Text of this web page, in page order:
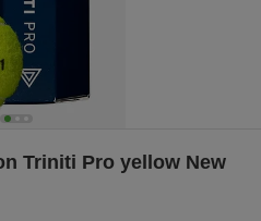
Triniti Pro yellow New